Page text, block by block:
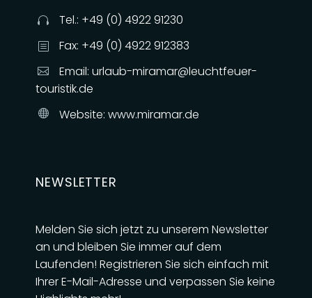

 Tel.: +49 (0) 4922 91230
b
b Fax: +49 (0) 4922 912383

 Email: urlaub-miramar@leuchtfeuer-
touristik.de

 Website: www.miramar.de
NEWSLETTER
Melden Sie sich jetzt zu unserem Newsletter
an und bleiben Sie immer auf dem
Laufenden! Registrieren Sie sich einfach mit
Ihrer E-Mail-Adresse und verpassen Sie keine